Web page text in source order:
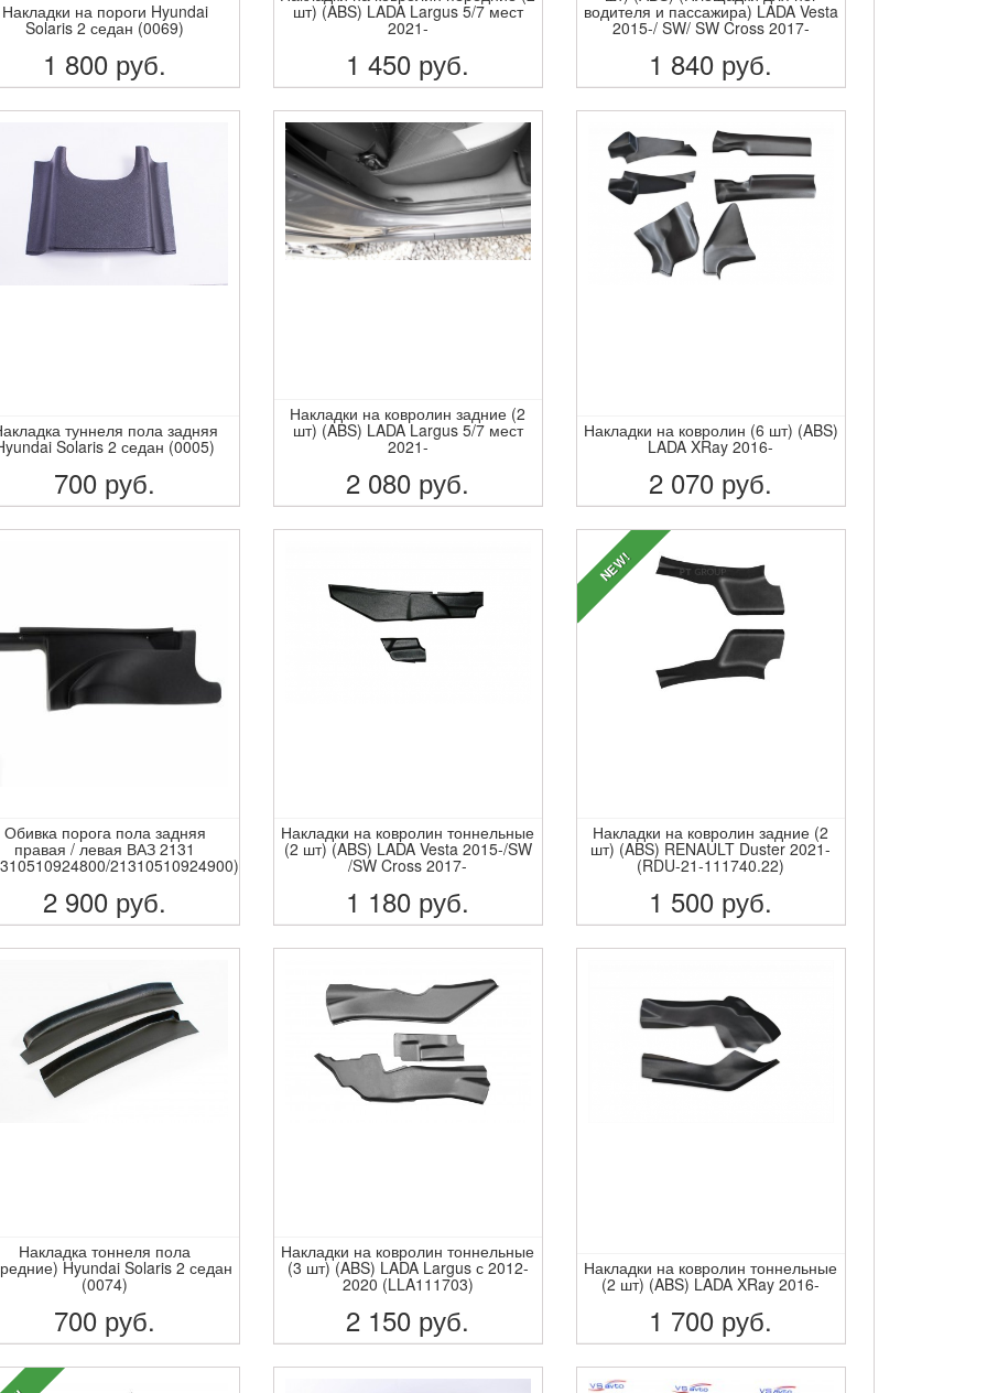
Накладки на пороги Hyundai
Solaris 2 седан (0069)
1 800 руб.
ПОДРОБНЕЕ
шт) (ABS) LADA Largus 5/7 мест
2021-
1 450 руб.
ПОДРОБНЕЕ
водителя и пассажира) LADA Vesta
2015-/ SW/ SW Cross 2017-
1 840 руб.
ПОДРОБНЕЕ
туннеля пола задняя
Solaris 2 седан (0005)
700 руб.
ПОДРОБНЕЕ
Накладки на ковролин задние (2
шт) (ABS) LADA Largus 5/7 мест
2021-
2 080 руб.
ПОДРОБНЕЕ
Накладки на ковролин (6 шт) (ABS)
LADA XRay 2016-
2 070 руб.
ПОДРОБНЕЕ
Обивка порога пола задняя
правая / левая ВАЗ 2131
21310510924900)
2 900 руб.
ПОДРОБНЕЕ
Накладки на ковролин тоннельные
(2 шт) (ABS) LADA Vesta 2015-/SW
/SW Cross 2017-
1 180 руб.
ПОДРОБНЕЕ
NEW!
Накладки на ковролин задние (2
шт) (ABS) RENAULT Duster 2021-
(RDU-21-111740.22)
1 500 руб.
ПОДРОБНЕЕ
Накладка тоннеля пола
Hyundai Solaris 2 седан
(0074)
700 руб.
ПОДРОБНЕЕ
Накладки на ковролин тоннельные
(3 шт) (ABS) LADA Largus с 2012-
2020 (LLA111703)
2 150 руб.
ПОДРОБНЕЕ
Накладки на ковролин тоннельные
(2 шт) (ABS) LADA XRay 2016-
1 700 руб.
ПОДРОБНЕЕ